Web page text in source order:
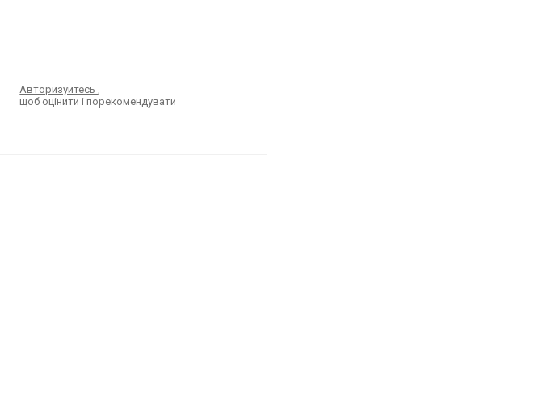
Авторизуйтесь,
щоб оцінити і порекомендувати